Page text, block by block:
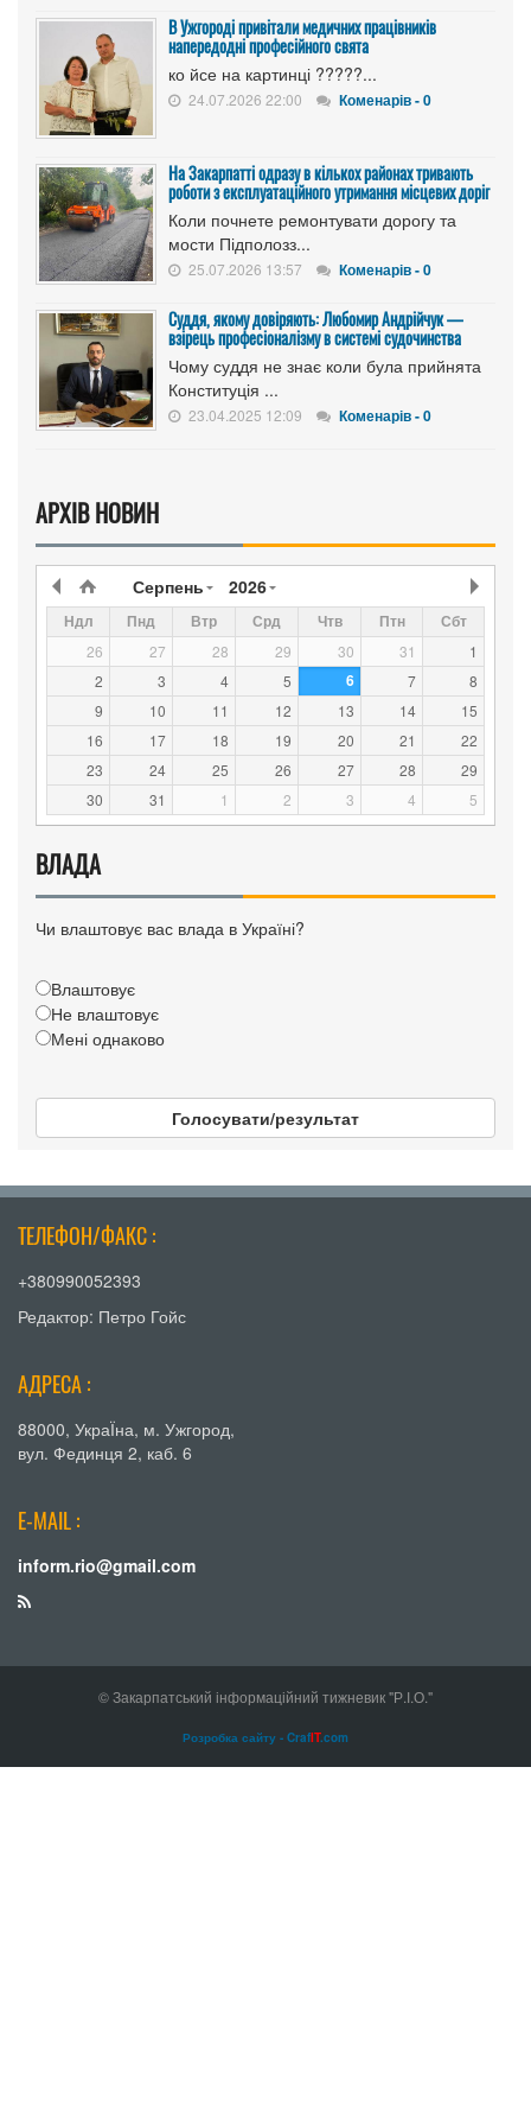
В Ужгороді привітали медичних працівників
напередодні професійного свята
ко йсе на картинці ?????...
24.07.2026 22:00 Коменарів - 0
На Закарпатті одразу в кількох районах тривають
роботи з експлуатаційного утримання місцевих доріг
Коли почнете ремонтувати дорогу та
мости Підполозз...
25.07.2026 13:57 Коменарів - 0
Суддя, якому довіряють: Любомир Андрійчук —
взірець професіоналізму в системі судочинства
Чому суддя не знає коли була прийнята
Конституція ...
23.04.2025 12:09 Коменарів - 0
АРХІВ НОВИН
Серпень 2026
Ндл Пнд Втр Срд Чтв Птн Сбт
26 27 28 29 30 31
1
2
3 4 5 6 7
8
9
10 11 12 13 14
15
16
17 18 19 20 21
22
23
24 25 26 27 28
29
30
31 1 2 3 4 5
ВЛАДА
Чи влаштовує вас влада в Україні?
Влаштовує
Не влаштовує
Мені однаково
Голосувати/результат
ТЕЛЕФОН/ФАКС :
+380990052393
Редактор: Петро Гойс
АДРЕСА :
88000, УкраЇна, м. Ужгород,
вул. Фединця 2, каб. 6
E-MAIL :
inform.rio@gmail.com
© Закарпатський інформаційний тижневик "Р.І.О."
Розробка сайту - CrafIT.com